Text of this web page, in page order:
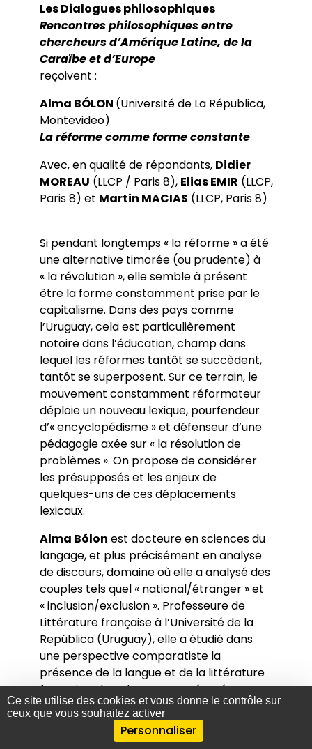
Ce site utilise des cookies et vous donne le contrôle sur
ceux que vous souhaitez activer
Personnaliser
Les Dialogues philosophiques
Rencontres philosophiques entre
chercheurs d’Amérique Latine, de la
Caraïbe et d’Europe
reçoivent :
Alma BÓLON (Université de La Républica,
Montevideo)
La réforme comme forme constante
Avec, en qualité de répondants, Didier
MOREAU (LLCP / Paris 8), Elias EMIR (LLCP,
Paris 8) et Martin MACIAS (LLCP, Paris 8)
Si pendant longtemps « la réforme » a été
une alternative timorée (ou prudente) à
« la révolution », elle semble à présent
être la forme constamment prise par le
capitalisme. Dans des pays comme
l’Uruguay, cela est particulièrement
notoire dans l’éducation, champ dans
lequel les réformes tantôt se succèdent,
tantôt se superposent. Sur ce terrain, le
mouvement constamment réformateur
déploie un nouveau lexique, pourfendeur
d’« encyclopédisme » et défenseur d’une
pédagogie axée sur « la résolution de
problèmes ». On propose de considérer
les présupposés et les enjeux de
quelques-uns de ces déplacements
lexicaux.
Alma Bólon est docteure en sciences du
langage, et plus précisément en analyse
de discours, domaine où elle a analysé des
couples tels quel « national/étranger » et
« inclusion/exclusion ». Professeure de
Littérature française à l’Université de la
República (Uruguay), elle a étudié dans
une perspective comparatiste la
présence de la langue et de la littérature
française chez des auteurs réputés
anglophiles (Borges, Onetti). Par ailleurs,
elle a publié des articles ayant trait à la
place des humanités, en particulier de la